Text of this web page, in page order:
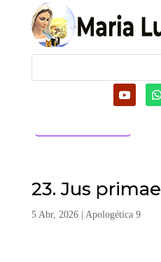
23. Jus
5 Abr, 2026| Apologética 9